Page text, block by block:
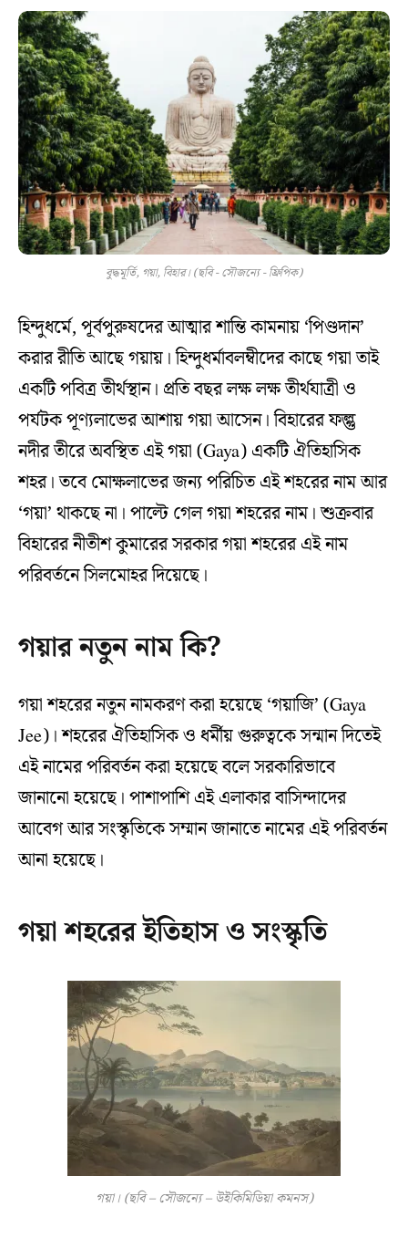
বুদ্ধমূর্তি, গয়া, বিহার। (ছবি - সৌজন্যে - ফ্রিপিক)
হিন্দুধর্মে, পূর্বপুরুষদের আত্মার শান্তি কামনায় ‘পিণ্ডদান’
করার রীতি আছে গয়ায়। হিন্দুধর্মাবলম্বীদের কাছে গয়া তাই
একটি পবিত্র তীর্থস্থান। প্রতি বছর লক্ষ লক্ষ তীর্থযাত্রী ও
পর্যটক পূণ্যলাভের আশায় গয়া আসেন। বিহারের ফল্গু
নদীর তীরে অবস্থিত এই গয়া (Gaya) একটি ঐতিহাসিক
শহর। তবে মোক্ষলাভের জন্য পরিচিত এই শহরের নাম আর
‘গয়া’ থাকছে না। পাল্টে গেল গয়া শহরের নাম। শুক্রবার
বিহারের নীতীশ কুমারের সরকার গয়া শহরের এই নাম
পরিবর্তনে সিলমোহর দিয়েছে।
গয়ার নতুন নাম কি?
গয়া শহরের নতুন নামকরণ করা হয়েছে ‘গয়াজি’ (Gaya
Jee)। শহরের ঐতিহাসিক ও ধর্মীয় গুরুত্বকে সন্মান দিতেই
এই নামের পরিবর্তন করা হয়েছে বলে সরকারিভাবে
জানানো হয়েছে। পাশাপাশি এই এলাকার বাসিন্দাদের
আবেগ আর সংস্কৃতিকে সম্মান জানাতে নামের এই পরিবর্তন
আনা হয়েছে।
গয়া শহরের ইতিহাস ও সংস্কৃতি
গয়া। (ছবি – সৌজন্যে – উইকিমিডিয়া কমনস)